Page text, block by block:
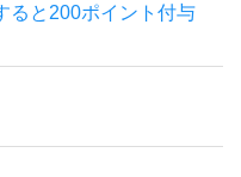
ると200ポイント付与